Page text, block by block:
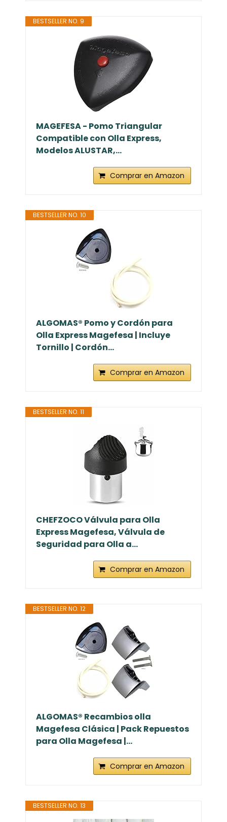
BESTSELLER NO. 9
MAGEFESA - Pomo Triangular
Compatible con Olla Express,
Modelos ALUSTAR,...
Comprar en Amazon
BESTSELLER NO. 10
ALGOMAS® Pomo y Cordón para
Olla Express Magefesa | Incluye
Tornillo | Cordón...
Comprar en Amazon
BESTSELLER NO. 11
CHEFZOCO Válvula para Olla
Express Magefesa, Válvula de
Seguridad para Olla a...
Comprar en Amazon
BESTSELLER NO. 12
ALGOMAS® Recambios olla
Magefesa Clásica | Pack Repuestos
para Olla Magefesa |...
Comprar en Amazon
BESTSELLER NO. 13